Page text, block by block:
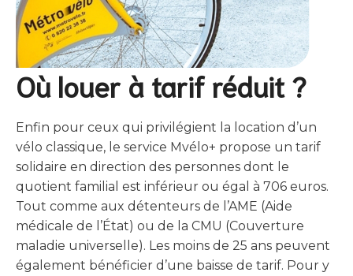
Où louer à tarif réduit ?
Enfin pour ceux qui privilégient la location d’un
vélo classique, le service Mvélo+ propose un tarif
solidaire en direction des personnes dont le
quotient familial est inférieur ou égal à 706 euros.
Tout comme aux détenteurs de l’AME (Aide
médicale de l’État) ou de la CMU (Couverture
maladie universelle). Les moins de 25 ans peuvent
également bénéficier d’une baisse de tarif. Pour y